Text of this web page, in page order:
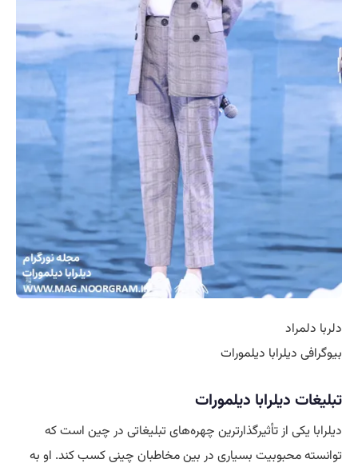
دلربا دلمراد
بیوگرافی دیلرابا دیلمورات
تبلیغات دیلرابا دیلمورات
دیلرابا یکی از تأثیرگذارترین چهره‌های تبلیغاتی در چین است که
توانسته محبوبیت بسیاری در بین مخاطبان چینی کسب کند. او به